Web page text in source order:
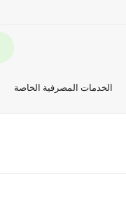
الخدمات المصرفية الخاصة